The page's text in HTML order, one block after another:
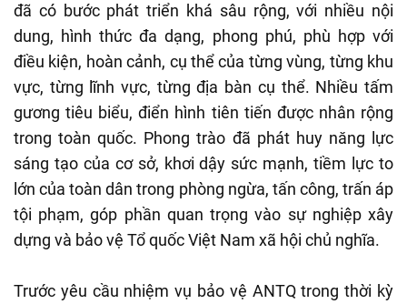
đã có bước phát triển khá sâu rộng, với nhiều nội
dung, hình thức đa dạng, phong phú, phù hợp với
điều kiện, hoàn cảnh, cụ thể của từng vùng, từng khu
vực, từng lĩnh vực, từng địa bàn cụ thể. Nhiều tấm
gương tiêu biểu, điển hình tiên tiến được nhân rộng
trong toàn quốc. Phong trào đã phát huy năng lực
sáng tạo của cơ sở, khơi dậy sức mạnh, tiềm lực to
lớn của toàn dân trong phòng ngừa, tấn công, trấn áp
tội phạm, góp phần quan trọng vào sự nghiệp xây
dựng và bảo vệ Tổ quốc Việt Nam xã hội chủ nghĩa.
Trước yêu cầu nhiệm vụ bảo vệ ANTQ trong thời kỳ